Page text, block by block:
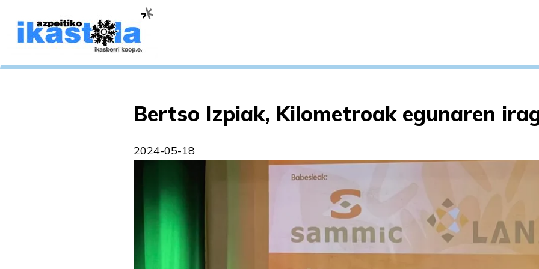
Bertso Izpiak, Kilometroak egunaren
2024-05-18